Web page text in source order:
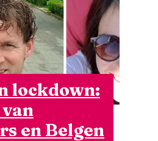
lockdown:
en Belgen